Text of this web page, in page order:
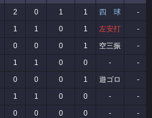
2 0 1 1 四 球
-
1 1 0 1 左安打
-
0 0 0 1 空三振
-
1 1 0 0 -
-
0 0 0 1 遊ゴロ
-
1 1 0 0 -
-
0 0 0 0 -
-